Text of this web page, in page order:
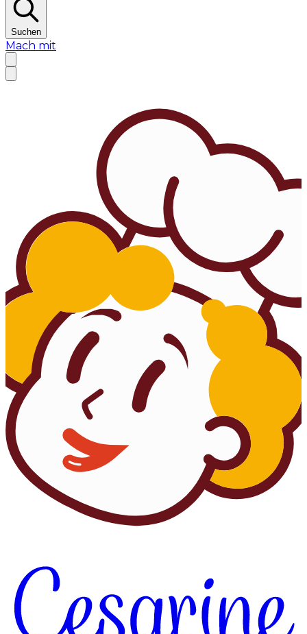
Suchen
Mach mit